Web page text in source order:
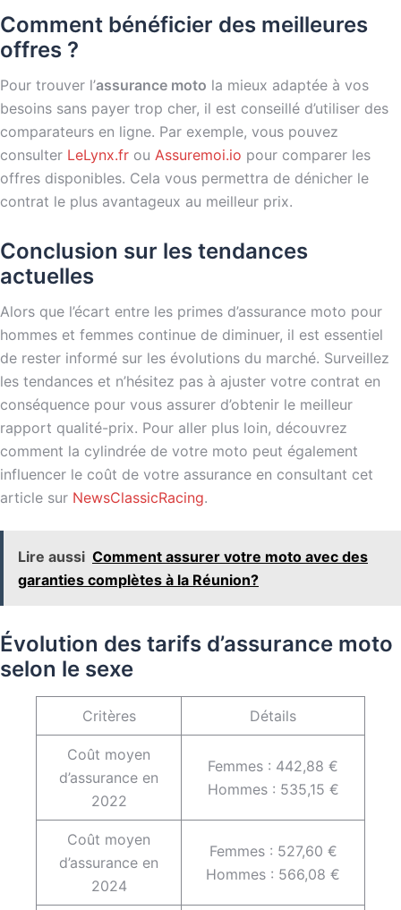
Comment bénéficier des meilleures
offres ?
Pour trouver l’assurance moto la mieux adaptée à vos
besoins sans payer trop cher, il est conseillé d’utiliser des
comparateurs en ligne. Par exemple, vous pouvez
consulter LeLynx.fr ou Assuremoi.io pour comparer les
offres disponibles. Cela vous permettra de dénicher le
contrat le plus avantageux au meilleur prix.
Conclusion sur les tendances
actuelles
Alors que l’écart entre les primes d’assurance moto pour
hommes et femmes continue de diminuer, il est essentiel
de rester informé sur les évolutions du marché. Surveillez
les tendances et n’hésitez pas à ajuster votre contrat en
conséquence pour vous assurer d’obtenir le meilleur
rapport qualité-prix. Pour aller plus loin, découvrez
comment la cylindrée de votre moto peut également
influencer le coût de votre assurance en consultant cet
article sur NewsClassicRacing.
Lire aussi Comment assurer votre moto avec des
garanties complètes à la Réunion?
Évolution des tarifs d’assurance moto
selon le sexe
Critères Détails
Coût moyen
d’assurance en
2022
Femmes : 442,88 €
Hommes : 535,15 €
Coût moyen
d’assurance en
2024
Femmes : 527,60 €
Hommes : 566,08 €